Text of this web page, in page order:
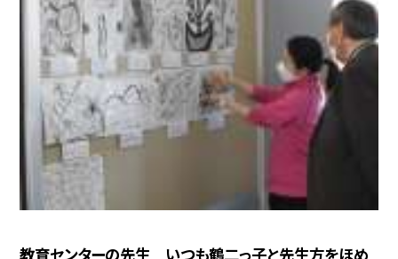
教育センターの先生 いつも鶴二っ子と先生方をほめ